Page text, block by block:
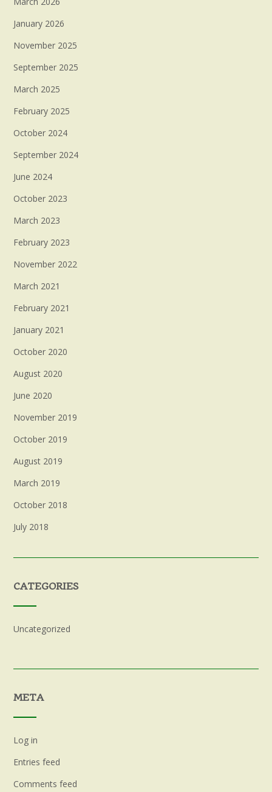
January 2026
November 2025
September 2025
March 2025
February 2025
October 2024
September 2024
June 2024
October 2023
March 2023
February 2023
November 2022
March 2021
February 2021
January 2021
October 2020
August 2020
June 2020
November 2019
October 2019
August 2019
March 2019
October 2018
July 2018
CATEGORIES
Uncategorized
META
Log in
Entries feed
Comments feed